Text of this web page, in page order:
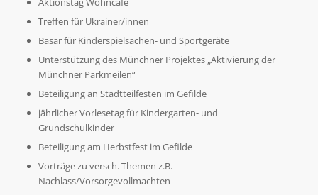
Treffen für Ukrainer/innen
Basar für Kinderspielsachen- und Sportgeräte
Unterstützung des Münchner Projektes „Aktivierung der
Münchner Parkmeilen“
Beteiligung an Stadtteilfesten im Gefilde
jährlicher Vorlesetag für Kindergarten- und
Grundschulkinder
Beteiligung am Herbstfest im Gefilde
Vorträge zu versch. Themen z.B.
Nachlass/Vorsorgevollmachten